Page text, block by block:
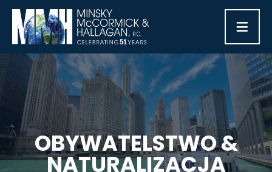
≡
OBYWATELSTWO &
NATURALIZACJA